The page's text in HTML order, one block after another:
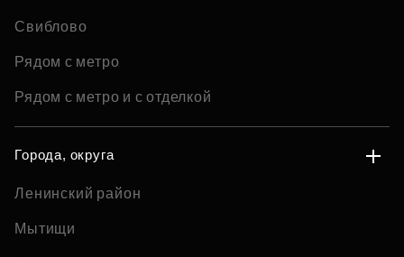
Свиблово
Рядом с метро
Рядом с метро и с отделкой
Города, округа
Ленинский район
Мытищи